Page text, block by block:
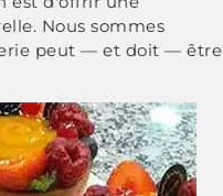
Nous sommes
peut — et doit — être